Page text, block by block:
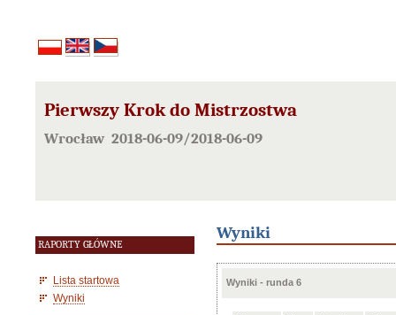
Pierwszy Krok do Mistrzostwa
Wrocław 2018-06-09/2018-06-09
RAPORTY GŁÓWNE
Lista startowa
Wyniki
Wyniki
Wyniki - runda 6